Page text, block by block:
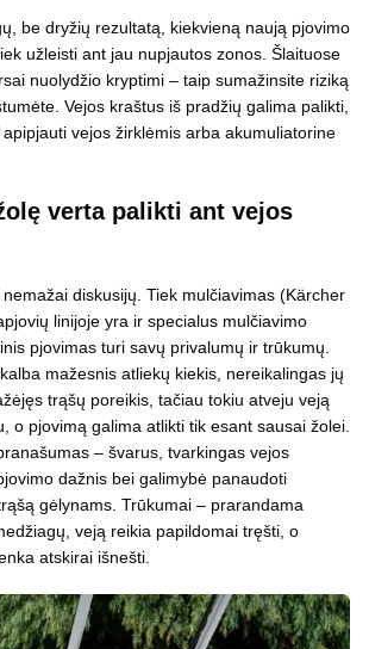
be dryžių rezultatą, kiekvieną naują pjovimo
užleisti ant jau nupjautos zonos. Šlaituose
nuolydžio kryptimi – taip sumažinsite riziką
Vejos kraštus iš pradžių galima palikti,
vejos žirklėmis arba akumuliatorine
verta palikti ant vejos
diskusijų. Tiek mulčiavimas (Kärcher
linijoje yra ir specialus mulčiavimo
pjovimas turi savų privalumų ir trūkumų.
mažesnis atliekų kiekis, nereikalingas jų
trąšų poreikis, tačiau tokiu atveju veją
o pjovimą galima atlikti tik esant sausai žolei.
– švarus, tvarkingas vejos
dažnis bei galimybė panaudoti
gėlynams. Trūkumai – prarandama
veją reikia papildomai tręšti, o
atskirai išnešti.